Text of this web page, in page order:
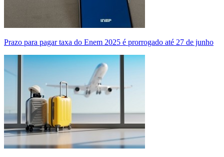
Prazo para pagar taxa do Enem 2025 é prorrogado até 27 de junho